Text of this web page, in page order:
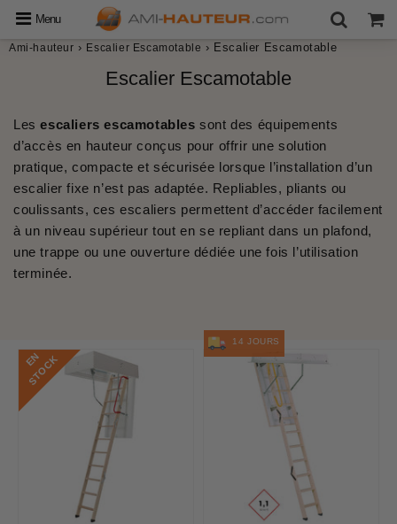
Menu
Ami-hauteur › Escalier Escamotable › Escalier Escamotable
Escalier Escamotable
Lesescaliers escamotables sont des équipements
d’accès en hauteur conçus pour offrir une solution
pratique, compacte et sécurisée lorsque l’installation d’un
escalier fixe n’est pas adaptée. Repliables, pliants ou
coulissants, ces escaliers permettent d’accéder facilement
à un niveau supérieur tout en se repliant dans un plafond,
une trappe ou une ouverture dédiée une fois l’utilisation
terminée.
E
N
S
T
O
C
K
14 JOURS